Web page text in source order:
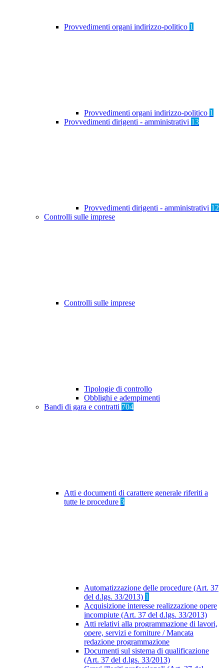
Provvedimenti organi indirizzo-politico 1
Provvedimenti organi indirizzo-politico 1
Provvedimenti dirigenti - amministrativi 13
Provvedimenti dirigenti - amministrativi 12
Controlli sulle imprese
Controlli sulle imprese
Tipologie di controllo
Obblighi e adempimenti
Bandi di gara e contratti 704
Atti e documenti di carattere generale riferiti a
tutte le procedure 3
Automatizzazione delle procedure (Art. 37
del d.lgs. 33/2013) 1
Acquisizione interesse realizzazione opere
incompiute (Art. 37 del d.lgs. 33/2013)
Atti relativi alla programmazione di lavori,
opere, servizi e forniture / Mancata
redazione programmazione
Documenti sul sistema di qualificazione
(Art. 37 del d.lgs. 33/2013)